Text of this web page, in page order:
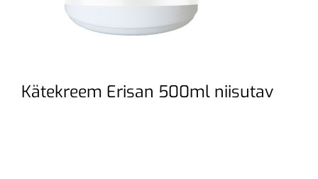
Kätekreem Erisan 500ml niisutav